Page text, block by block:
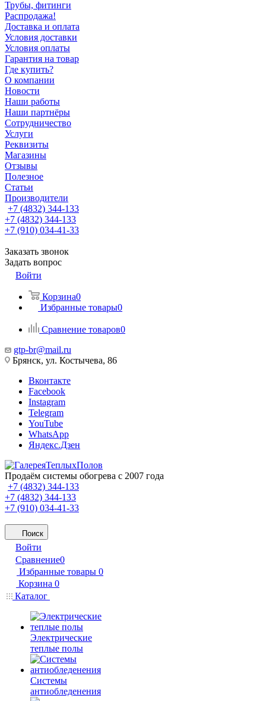
Трубы, фитинги
Распродажа!
Доставка и оплата
Условия доставки
Условия оплаты
Гарантия на товар
Где купить?
О компании
Новости
Наши работы
Наши партнёры
Сотрудничество
Услуги
Реквизиты
Магазины
Отзывы
Полезное
Статьи
Производители
+7 (4832) 344-133
+7 (4832) 344-133
+7 (910) 034-41-33
Заказать звонок
Задать вопрос
Войти
Корзина0
Избранные товары0
Сравнение товаров0
gtp-br@mail.ru
Брянск, ул. Костычева, 86
Вконтакте
Facebook
Instagram
Telegram
YouTube
WhatsApp
Яндекс.Дзен
Продаём системы обогрева с 2007 года
+7 (4832) 344-133
+7 (4832) 344-133
+7 (910) 034-41-33
Поиск
Войти
Сравнение0
Избранные товары 0
Корзина 0
Каталог
Электрические
теплые полы
Системы
антиобледенения